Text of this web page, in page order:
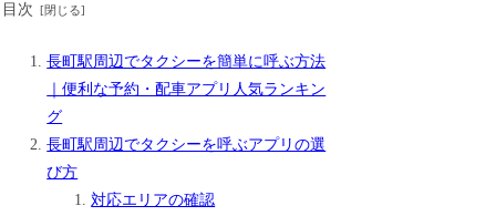
目次
長町駅周辺でタクシーを簡単に呼ぶ方法
｜便利な予約・配車アプリ人気ランキン
グ
長町駅周辺でタクシーを呼ぶアプリの選
び方
対応エリアの確認